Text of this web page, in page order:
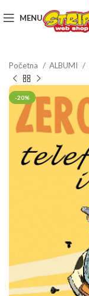
MENU
Početna ALBUMI
-20%